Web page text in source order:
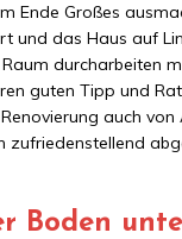
Ende Großes
und das Haus auf
durcharbeiten
guten Tipp und
auch von
zufriedenstellend
Boden